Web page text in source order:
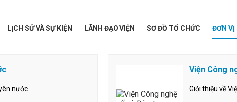
LỊCH SỬ VÀ SỰ KIỆN LÃNH ĐẠO VIỆN SƠ ĐỒ TỔ CHỨC ĐƠN VỊ
nước
Viện Công
Giới thiệu về